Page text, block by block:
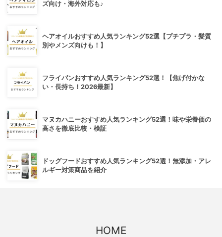
ズ向け・海外対応も♪
ヘアオイルおすすめ人気ランキング52選【プチプラ・髪質
別やメンズ向けも！】
フライパンおすすめ人気ランキング52選！【焦げ付かな
い・長持ち！2026最新】
マヌカハニーおすすめ人気ランキング52選！味や栄養価の
高さを徹底比較・検証
ドッグフードおすすめ人気ランキング52選！無添加・アレ
ルギー対策商品を紹介
HOME